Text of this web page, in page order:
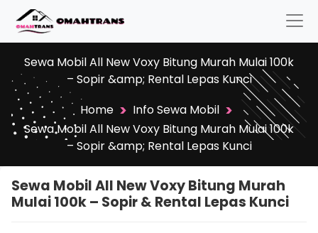
Sewa Mobil All New Voxy Bitung Murah Mulai 100k
– Sopir &amp; Rental Lepas Kunci
Home > Info Sewa Mobil >
Sewa Mobil All New Voxy Bitung Murah Mulai 100k
– Sopir &amp; Rental Lepas Kunci
Sewa Mobil All New Voxy Bitung Murah
Mulai 100k – Sopir & Rental Lepas Kunci